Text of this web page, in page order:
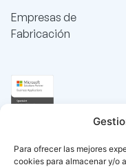
Para ofrecer las mejores
cookies para almacenar y/o
Empresas de
Fabricación